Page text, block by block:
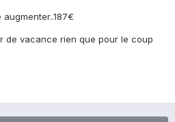
de vacance rien que pour le coup